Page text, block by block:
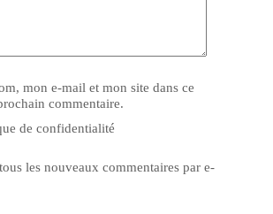
mon e-mail et mon site dans ce
commentaire.
de confidentialité
les nouveaux commentaires par e-